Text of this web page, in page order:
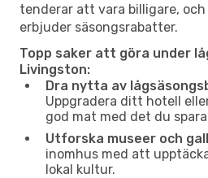
tenderar att vara billigare,
erbjuder säsongsrabatter.
Topp saker att göra under
Livingston:
Dra nytta av
Uppgradera ditt hotell
god mat med det du
Utforska museer och
inomhus med att
lokal kultur.